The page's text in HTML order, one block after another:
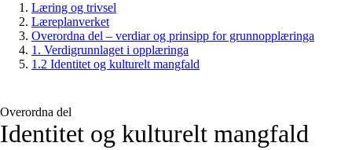
Læring og trivsel
Læreplanverket
Overordna del – verdiar og prinsipp for grunnopplæringa
1. Verdigrunnlaget i opplæringa
1.2 Identitet og kulturelt mangfald
Overordna del
Identitet og kulturelt mangfald